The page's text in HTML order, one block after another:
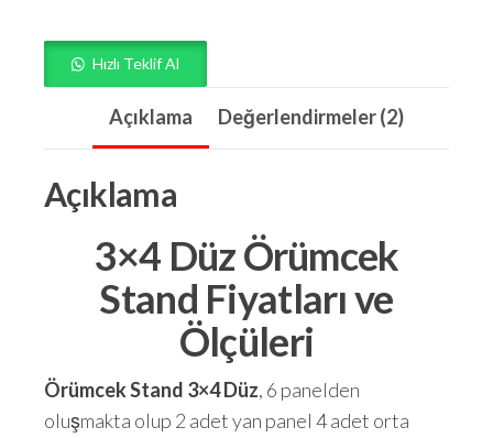
Hızlı Teklif Al
Açıklama Değerlendirmeler (2)
Açıklama
3×4 Düz Örümcek
Stand Fiyatları ve
Ölçüleri
Örümcek Stand 3×4 Düz, 6 panelden
oluşmakta olup 2 adet yan panel 4 adet orta